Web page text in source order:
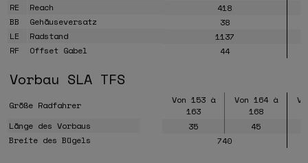
RE
Reach
418
BB
Gehäuseversatz
38
LE
Radstand
1137
RF
Offset Gabel 44
Vorbau SLA TFS
Größe Radfahrer
Von 153 à
163
Von 164 à
168
Länge des Vorbaus 35
45
Breite des Bügels
740